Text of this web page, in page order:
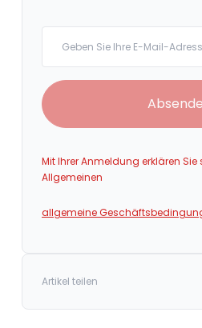
Mit Ihrer Anmeldung erklären
Allgemeinen
allgemeine
Artikel teilen